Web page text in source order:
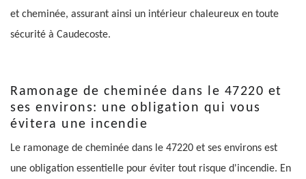
et cheminée, assurant ainsi un intérieur chaleureux en toute
sécurité à Caudecoste.
Ramonage de cheminée dans le 47220 et
ses environs: une obligation qui vous
évitera une incendie
Le ramonage de cheminée dans le 47220 et ses environs est
une obligation essentielle pour éviter tout risque d'incendie. En